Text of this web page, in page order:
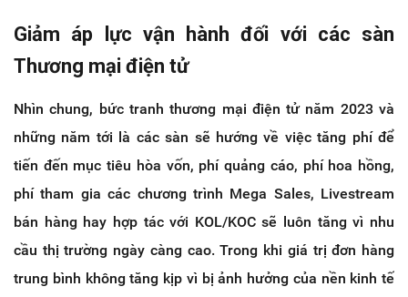
Giảm áp lực vận hành đối với các sàn
Thương mại điện tử
Nhìn chung, bức tranh thương mại điện tử năm 2023 và
những năm tới là các sàn sẽ hướng về việc tăng phí để
tiến đến mục tiêu hòa vốn, phí quảng cáo, phí hoa hồng,
phí tham gia các chương trình Mega Sales, Livestream
bán hàng hay hợp tác với KOL/KOC sẽ luôn tăng vì nhu
cầu thị trường ngày càng cao. Trong khi giá trị đơn hàng
trung bình không tăng kịp vì bị ảnh hưởng của nền kinh tế